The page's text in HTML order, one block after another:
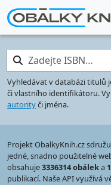
Zadejte ISBN…
Vyhledávat v databázi titulů
či vlastního identifikátoru.
autorityči jména.
Projekt ObalkyKnih.cz
jedné, snadno použitelné
obsahuje3336314 obáleka
publikací. Naše API využívá